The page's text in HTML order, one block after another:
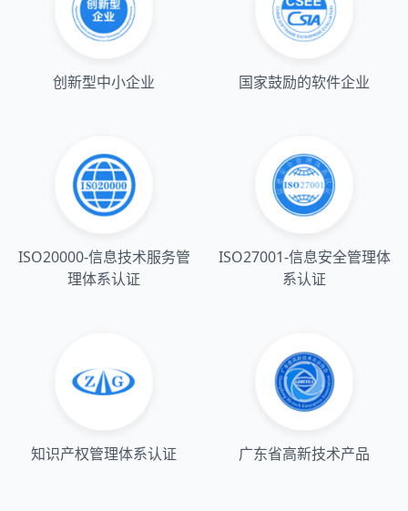
创新型中小企业 国家鼓励的软件企业
ISO20000-信息技术服务管
理体系认证
ISO27001-信息安全管理体
系认证
知识产权管理体系认证 广东省高新技术产品